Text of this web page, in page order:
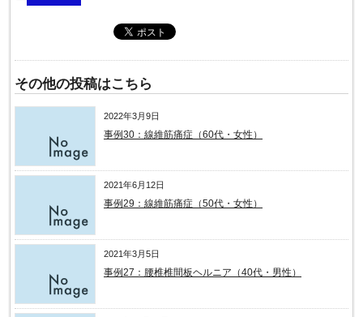
その他の投稿はこちら
2022年3月9日
事例30：線維筋痛症（60代・女性）
2021年6月12日
事例29：線維筋痛症（50代・女性）
2021年3月5日
事例27：腰椎椎間板ヘルニア（40代・男性）